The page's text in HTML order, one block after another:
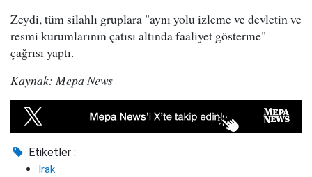
Zeydi, tüm silahlı gruplara "aynı yolu izleme ve devletin ve
resmi kurumlarının çatısı altında faaliyet gösterme"
çağrısı yaptı.
Kaynak: Mepa News
Etiketler :
Irak